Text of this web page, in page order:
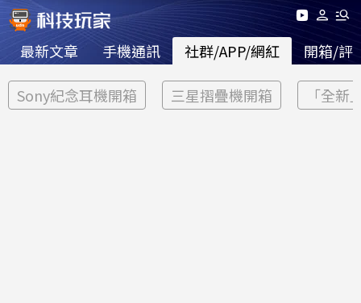
最新文章 手機通訊 社群/APP/網紅 開箱/評
Sony紀念耳機開箱 三星摺疊機開箱 「全新